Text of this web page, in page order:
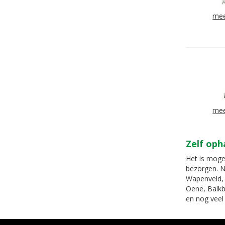
Zelf
Het is
bezorgen.
Oene,
en nog